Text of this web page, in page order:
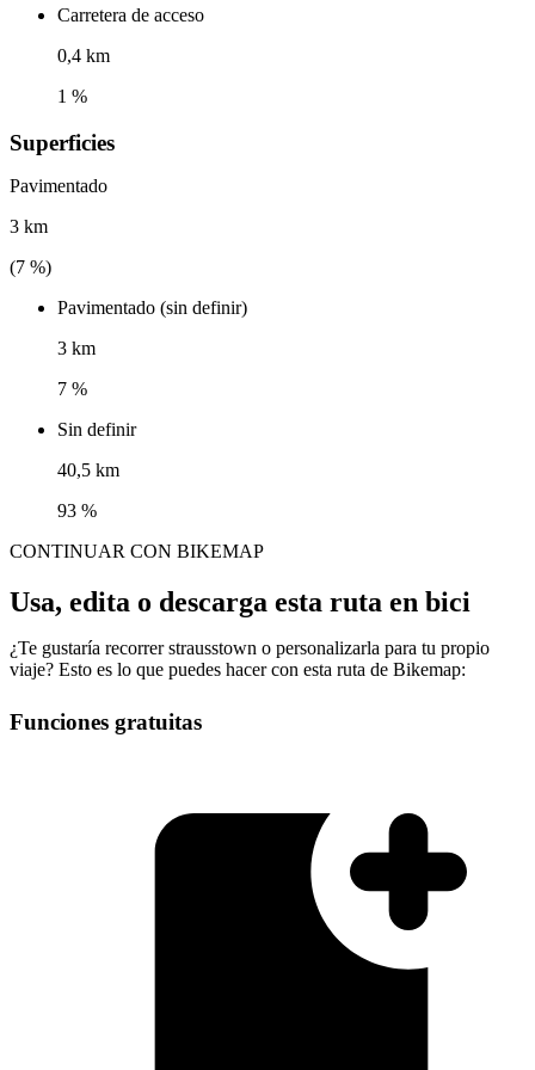
Carretera de acceso
0,4 km
1 %
Superficies
Pavimentado
3 km
(7 %)
Pavimentado (sin definir)
3 km
7 %
Sin definir
40,5 km
93 %
CONTINUAR CON BIKEMAP
Usa, edita o descarga esta ruta en bici
¿Te gustaría recorrer strausstown o personalizarla para tu propio
viaje? Esto es lo que puedes hacer con esta ruta de Bikemap:
Funciones gratuitas